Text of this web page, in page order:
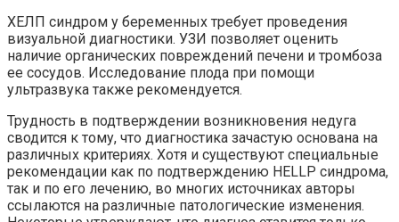
ХЕЛП синдром у беременных требует проведения
визуальной диагностики. УЗИ позволяет оценить
наличие органических повреждений печени и тромбоза
ее сосудов. Исследование плода при помощи
ультразвука также рекомендуется.
Трудность в подтверждении возникновения недуга
сводится к тому, что диагностика зачастую основана на
различных критериях. Хотя и существуют специальные
рекомендации как по подтверждению HELLP синдрома,
так и по его лечению, во многих источниках авторы
ссылаются на различные патологические изменения.